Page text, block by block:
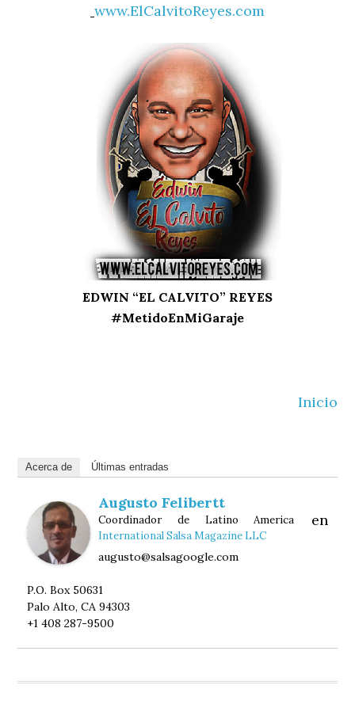
www.ElCalvitoReyes.com
EDWIN “EL CALVITO” REYES
#MetidoEnMiGaraje
Inicio
Acerca de Últimas entradas
Augusto Felibertt
Coordinador de Latino America en
International Salsa Magazine LLC
augusto@salsagoogle.com
P.O. Box 50631
Palo Alto, CA 94303
+1 408 287-9500